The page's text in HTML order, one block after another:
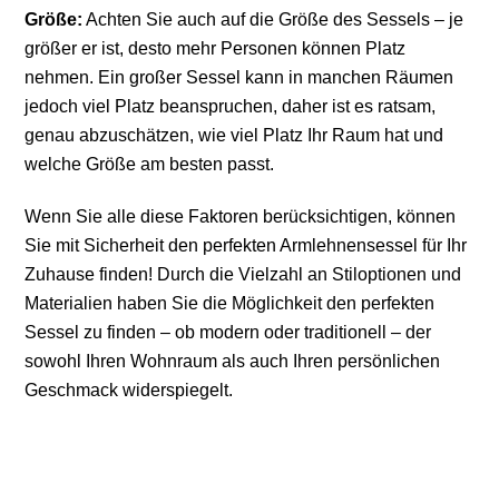
Größe: Achten Sie auch auf die Größe des Sessels – je
größer er ist, desto mehr Personen können Platz
nehmen. Ein großer Sessel kann in manchen Räumen
jedoch viel Platz beanspruchen, daher ist es ratsam,
genau abzuschätzen, wie viel Platz Ihr Raum hat und
welche Größe am besten passt.
Wenn Sie alle diese Faktoren berücksichtigen, können
Sie mit Sicherheit den perfekten Armlehnensessel für Ihr
Zuhause finden! Durch die Vielzahl an Stiloptionen und
Materialien haben Sie die Möglichkeit den perfekten
Sessel zu finden – ob modern oder traditionell – der
sowohl Ihren Wohnraum als auch Ihren persönlichen
Geschmack widerspiegelt.